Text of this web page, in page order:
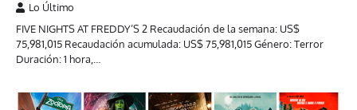
Lo Último
FIVE NIGHTS AT FREDDY’S 2 Recaudación de la semana: US$
75,981,015 Recaudación acumulada: US$ 75,981,015 Género: Terror
Duración: 1 hora,…